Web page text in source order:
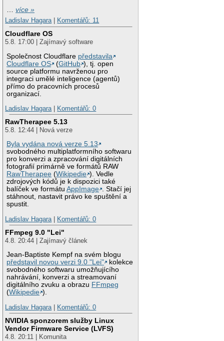
…více »
Ladislav Hagara| Komentářů: 11
Cloudflare OS
5.8. 17:00 | Zajímavý software
Společnost Cloudflare představila
Cloudflare OS
(GitHub ), tj. open
source platformu navrženou pro
integraci umělé inteligence (agentů)
přímo do pracovních procesů
organizací.
Ladislav Hagara| Komentářů: 0
RawTherapee 5.13
5.8. 12:44 | Nová verze
Byla vydána nová verze 5.13
svobodného multiplatformního softwaru
pro konverzi a zpracování digitálních
fotografií primárně ve formátů RAW
RawTherapee (Wikipedie ). Vedle
zdrojových kódů je k dispozici také
balíček ve formátuAppImage . Stačí jej
stáhnout, nastavit právo ke spuštění a
spustit.
Ladislav Hagara| Komentářů: 0
FFmpeg 9.0 "Lei"
4.8. 20:44 | Zajímavý článek
Jean-Baptiste Kempf na svém blogu
představil novou verzi 9.0 "Lei"
kolekce
svobodného softwaru umožňujícího
nahrávání, konverzi a streamovaní
digitálního zvuku a obrazu FFmpeg
(Wikipedie ).
Ladislav Hagara| Komentářů: 0
NVIDIA sponzorem služby Linux
Vendor Firmware Service (LVFS)
4.8. 20:11 | Komunita